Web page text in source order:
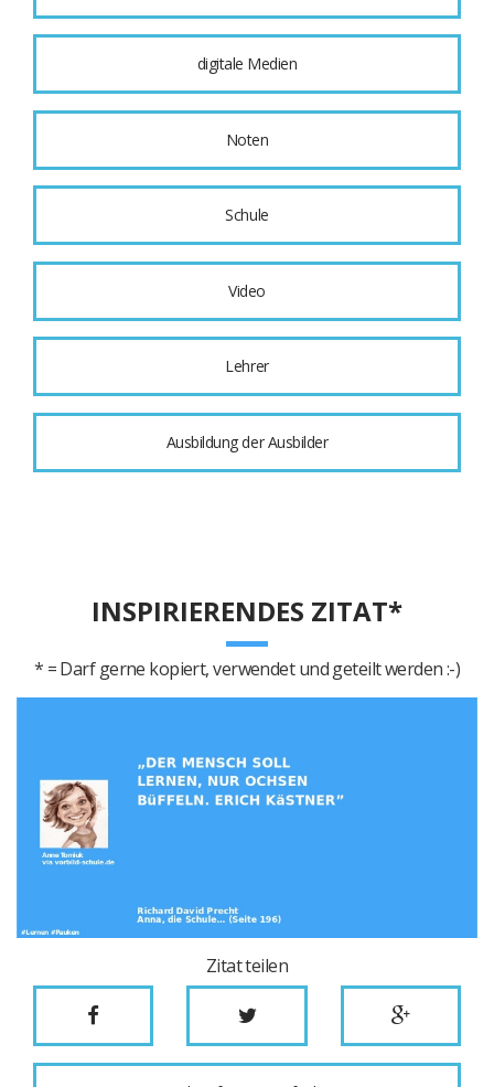
digitale Medien
Noten
Schule
Video
Lehrer
Ausbildung der Ausbilder
INSPIRIERENDES ZITAT*
* = Darf gerne kopiert, verwendet und geteilt werden :-)
Zitat teilen